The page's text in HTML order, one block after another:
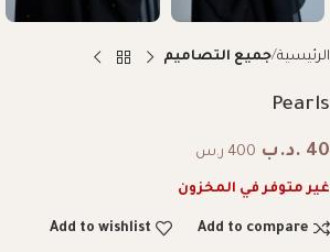
الرئيسية جميع التصاميم
Pearls
40 .د.ب 400 ر.س
غير متوفر في المخزون
Add to compare
Add to wishlist